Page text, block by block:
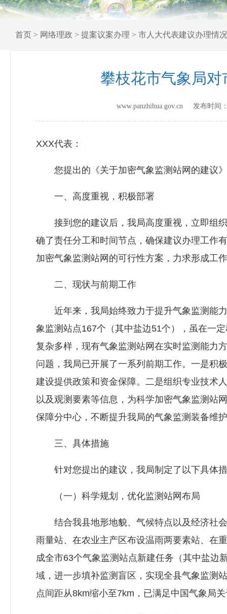
首页 > 网络理政 > 提案议案办理 > 市人大代表建议办理情况
攀枝花市气象局
www.panzhihua.gov.cn 发布时间
XXX代表：
您提出的《关于加密气象监测站网的建议》
一、高度重视，积极部署
接到您的建议后，我局高度重视，立即组织
确了责任分工和时间节点，确保建议办理工作
加密气象监测站网的可行性方案，力求形成工
二、现状与前期工作
近年来，我局始终致力于提升气象监测能力
象监测站点167个（其中盐边51个），虽在一
复杂多样，现有气象监测站网在实时监测能力
问题，我局已开展了一系列前期工作。一是积
建设提供政策和资金保障。二是组织专业技术
以及观测要素等信息，为科学加密气象监测站
保障分中心，不断提升我局的气象监测装备维
三、具体措施
针对您提出的建议，我局制定了以下具体
（一）科学规划，优化监测站网布局
结合我县地形地貌、气候特点以及经济社会
雨量站、在农业主产区布设温雨两要素站、在
成全市63个气象监测站点新建任务（其中盐边
域，进一步填补监测盲区，实现全县气象监测
点间距从8km缩小至7km，已满足中国气象局